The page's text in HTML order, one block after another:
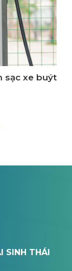
sạc xe buýt
SINH THÁI